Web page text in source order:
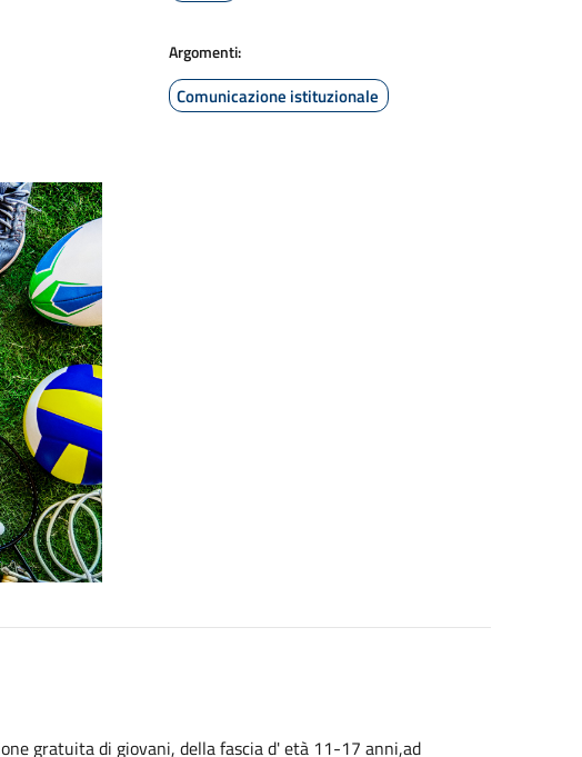
Argomenti:
Comunicazione istituzionale
gratuita di giovani, della fascia d' età 11-17 anni,ad